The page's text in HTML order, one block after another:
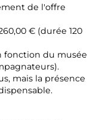
de l'offre
€ (durée 120
fonction du musée
mais la présence